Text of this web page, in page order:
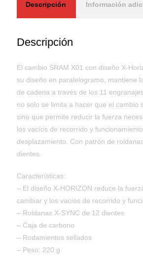
Descripción Información
Descripción
El cambio SRAM X01 con diseño X-
su diseño en paralelogramo, mantiene
de cadena a través de los 11
no solo se limita a hacer que el cambio
sino que permite reducir la fuerza
los vacíos de recorrido y
desplazamiento. Con patrón de
dientes.
Características:
– El diseño X-HORIZON reduce la
cambiar y los vacíos de recorrido y
– Roldanas X-SYNC de 12 dientes
– Caja de carbono
– Rodamientos sellados
– Peso: 220 g